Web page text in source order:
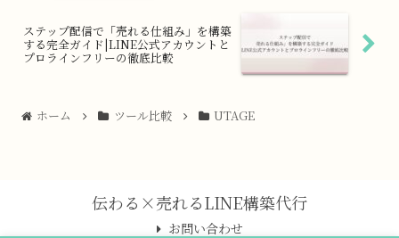
ステップ配信で「売れる仕組み」を構築
する完全ガイド|LINE公式アカウントと
プロラインフリーの徹底比較
ホーム ツール比較 UTAGE
伝わる×売れるLINE構築代行
お問い合わせ